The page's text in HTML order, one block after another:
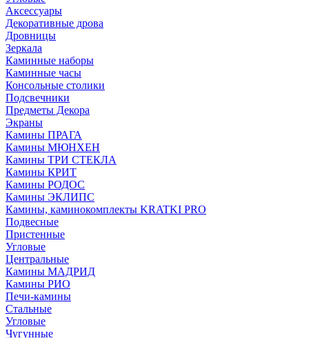
Аксессуары
Декоративные дрова
Дровницы
Зеркала
Каминные наборы
Каминные часы
Консольные столики
Подсвечники
Предметы Декора
Экраны
Камины ПРАГА
Камины МЮНХЕН
Камины ТРИ СТЕКЛА
Камины КРИТ
Камины РОДОС
Камины ЭКЛИПС
Камины, каминокомплекты KRATKI PRO
Подвесные
Пристенные
Угловые
Центральные
Камины МАДРИД
Камины РИО
Печи-камины
Стальные
Угловые
Чугунные